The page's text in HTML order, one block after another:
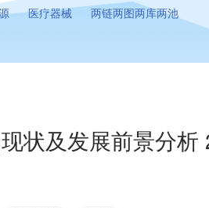
医疗器械 两链两图两库两池
状及发展前景分析